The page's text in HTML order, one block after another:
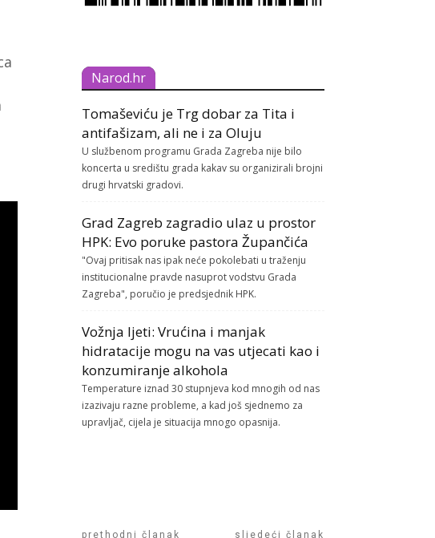
Narod.hr
Tomaševiću je Trg dobar za Tita i
antifašizam, ali ne i za Oluju
U službenom programu Grada Zagreba nije bilo
koncerta u središtu grada kakav su organizirali brojni
drugi hrvatski gradovi.
Grad Zagreb zagradio ulaz u prostor
HPK: Evo poruke pastora Župančića
"Ovaj pritisak nas ipak neće pokolebati u traženju
institucionalne pravde nasuprot vodstvu Grada
Zagreba", poručio je predsjednik HPK.
Vožnja ljeti: Vrućina i manjak
hidratacije mogu na vas utjecati kao i
konzumiranje alkohola
Temperature iznad 30 stupnjeva kod mnogih od nas
izazivaju razne probleme, a kad još sjednemo za
upravljač, cijela je situacija mnogo opasnija.
prethodni članak sljedeći članak